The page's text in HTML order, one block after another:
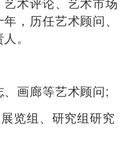
，历任艺术顾问、
。
画廊等艺术顾问;
组、研究组研究